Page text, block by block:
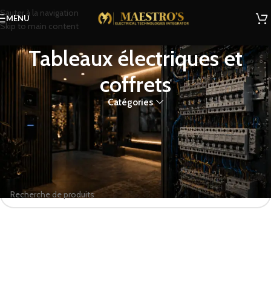
Sauter à la navigation
Skip to main content
MENU
Tableaux électriques et
coffrets
Catégories
Tableaux électriques et coffrets
Accueil Boutique Tableaux électriques et coffrets
Aucun produit ne correspond à votre sélection.